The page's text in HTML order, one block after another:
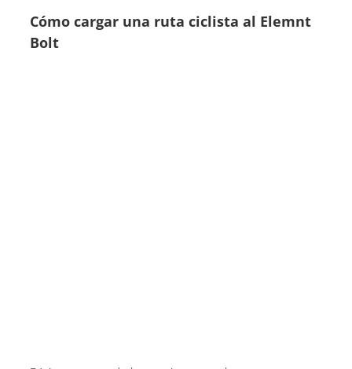
Cómo cargar una ruta ciclista al Elemnt
Bolt